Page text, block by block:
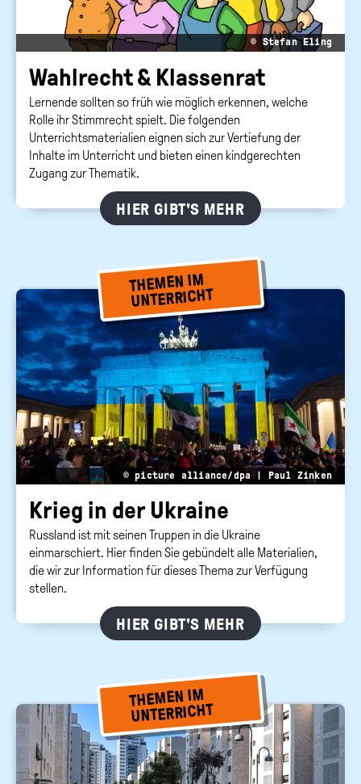
© Stefan Eling
Wahl­recht & Klas­sen­rat
Lernende sollten so früh wie möglich erkennen, welche
Rolle ihr Stimmrecht spielt. Die folgenden
Unterrichtsmaterialien eignen sich zur Vertiefung der
Inhalte im Unterricht und bieten einen kindgerechten
Zugang zur Thematik.
HIER GIBT'S MEHR
THEMEN IM
UNTERRICHT
© picture alliance/dpa | Paul Zinken
Krieg in der Ukrai­ne
Russland ist mit seinen Truppen in die Ukraine
einmarschiert. Hier finden Sie gebündelt alle Materialien,
die wir zur Information für dieses Thema zur Verfügung
stellen.
HIER GIBT'S MEHR
THEMEN IM
UNTERRICHT